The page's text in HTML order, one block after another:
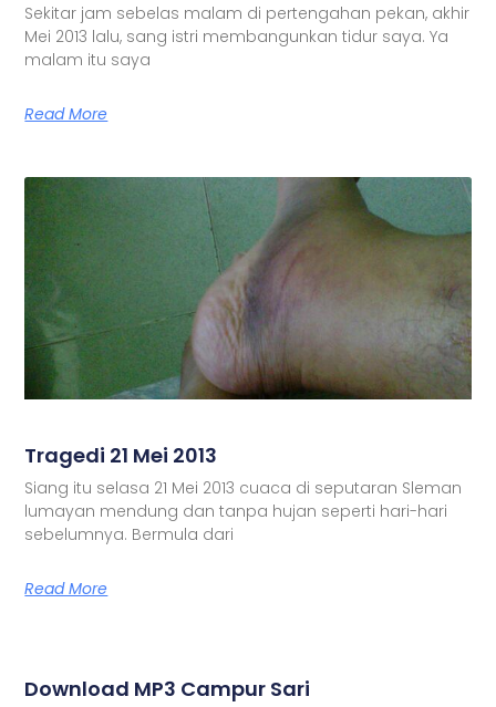
Sekitar jam sebelas malam di pertengahan pekan, akhir
Mei 2013 lalu, sang istri membangunkan tidur saya. Ya
malam itu saya
Read More
Tragedi 21 Mei 2013
Siang itu selasa 21 Mei 2013 cuaca di seputaran Sleman
lumayan mendung dan tanpa hujan seperti hari-hari
sebelumnya. Bermula dari
Read More
Download MP3 Campur Sari